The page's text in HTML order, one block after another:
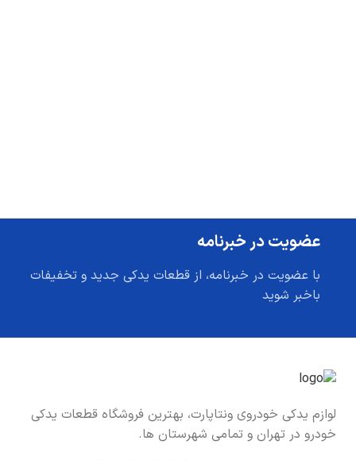
عضویت در خبرنامه
با عضویت در خبرنامه، از قطعات یدکی جدید و تخفیفات
باخبر شوید
لوازم یدکی خودروی ونتاپارت، بهترین فروشگاه قطعات یدکی
خودرو در تهران و تمامی شهرستان ها.